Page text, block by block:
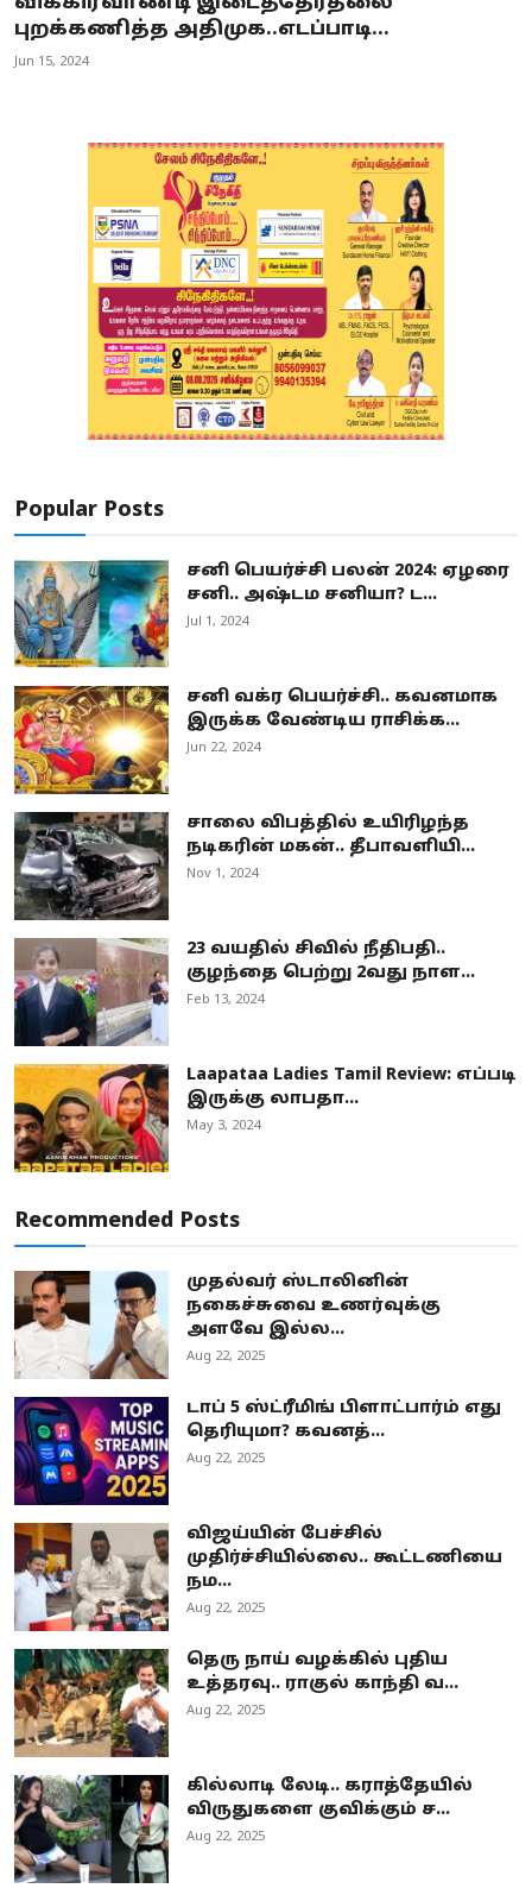
புறக்கணித்த அதிமுக..எடப்பாடி...
Jun 15, 2024
Popular Posts
சனி பெயர்ச்சி பலன் 2024: ஏழரை
சனி.. அஷ்டம சனியா? ட...
Jul 1, 2024
சனி வக்ர பெயர்ச்சி.. கவனமாக
இருக்க வேண்டிய ராசிக்க...
Jun 22, 2024
சாலை விபத்தில் உயிரிழந்த
நடிகரின் மகன்.. தீபாவளியி...
Nov 1, 2024
23 வயதில் சிவில் நீதிபதி..
குழந்தை பெற்று 2வது நாள...
Feb 13, 2024
Laapataa Ladies Tamil Review: எப்படி
இருக்கு லாபதா...
May 3, 2024
Recommended Posts
முதல்வர் ஸ்டாலினின்
நகைச்சுவை உணர்வுக்கு
அளவே இல்ல...
Aug 22, 2025
டாப் 5 ஸ்ட்ரீமிங் பிளாட்பார்ம் எது
தெரியுமா? கவனத்...
Aug 22, 2025
விஜய்யின் பேச்சில்
முதிர்ச்சியில்லை.. கூட்டணியை
நம...
Aug 22, 2025
தெரு நாய் வழக்கில் புதிய
உத்தரவு.. ராகுல் காந்தி வ...
Aug 22, 2025
கில்லாடி லேடி.. கராத்தேயில்
விருதுகளை குவிக்கும் ச...
Aug 22, 2025